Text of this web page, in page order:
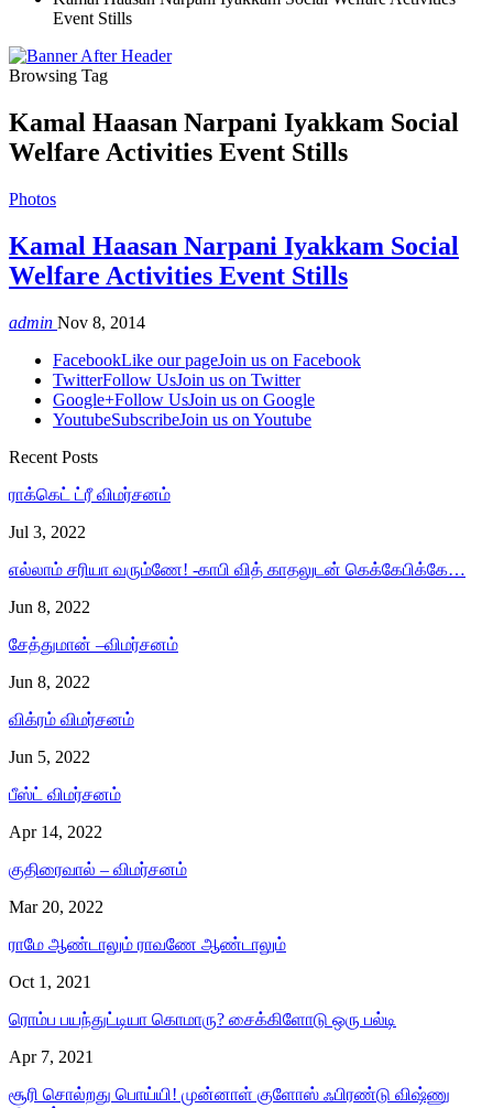
Event Stills
Browsing Tag
Kamal Haasan Narpani Iyakkam Social
Welfare Activities Event Stills
Photos
Kamal Haasan Narpani Iyakkam Social
Welfare Activities Event Stills
admin Nov 8, 2014
FacebookLike our pageJoin us on Facebook
TwitterFollow UsJoin us on Twitter
Google+Follow UsJoin us on Google
YoutubeSubscribeJoin us on Youtube
Recent Posts
ராக்கெட் ட்ரீ விமர்சனம்
Jul 3, 2022
எல்லாம் சரியா வரும்ணே! -காபி வித் காதலுடன் கெக்கேபிக்கே…
Jun 8, 2022
சேத்துமான் –விமர்சனம்
Jun 8, 2022
விக்ரம் விமர்சனம்
Jun 5, 2022
பீஸ்ட் விமர்சனம்
Apr 14, 2022
குதிரைவால் – விமர்சனம்
Mar 20, 2022
ராமே ஆண்டாலும் ராவணே ஆண்டாலும்
Oct 1, 2021
ரொம்ப பயந்துட்டியா கொமாரு? சைக்கிளோடு ஒரு பல்டி
Apr 7, 2021
சூரி சொல்றது பொய்யி! முன்னாள் குளோஸ் ஃபிரண்டு விஷ்ணு